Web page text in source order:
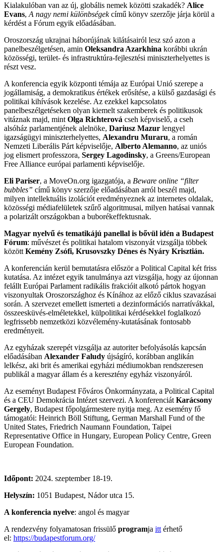
Kialakulóban van az új, globális nemek közötti szakadék? Alice
Evans, A nagy nemi különbségekcímű könyv szerzője járja körül a
kérdést a Fórum egyik előadásában.
Oroszország ukrajnai háborújának kilátásairól lesz szó azon a
panelbeszélgetésen, amin Oleksandra Azarkhina korábbi ukrán
közösségi, terület- és infrastruktúra-fejlesztési miniszterhelyettes is
részt vesz.
A konferencia egyik központi témája az Európai Unió szerepe a
jogállamiság, a demokratikus értékek erősítése, a külső gazdasági és
politikai kihívások kezelése. Az ezekkel kapcsolatos
panelbeszélgetéseken olyan kiemelt szakemberek és politikusok
vitáznak majd, mint Olga Richterová cseh képviselő, a cseh
alsóház parlamentjének alelnöke, Dariusz Mazur lengyel
igazságügyi miniszterhelyettes, Alexandru Muraru, a román
Nemzeti Liberális Párt képviselője, Alberto Alemanno, az uniós
jog elismert professzora, Sergey Lagodinsky, a Greens/European
Free Alliance európai parlamenti képviselője.
Eli Pariser, a MoveOn.org igazgatója, a Beware online “filter
bubbles” című könyv szerzője előadásában arról beszél majd,
milyen intellektuális izolációt eredményeznek az internetes oldalak,
közösségi médiafelületek szűrő algoritmusai, milyen hatásai vannak
a polarizált országokban a buborékeffektusnak.
Magyar nyelvű és tematikájú panellal is bővül idén a Budapest
Fórum: művészet és politikai hatalom viszonyát vizsgálja többek
között Kemény Zsófi, Krusovszky Dénes és Nyáry Krisztián.
A konferencián kerül bemutatásra először a Political Capital két friss
kutatása. Az intézet egyik tanulmánya azt vizsgálja, hogy az újonnan
felállt Európai Parlament radikális frakcióit alkotó pártok hogyan
viszonyultak Oroszországhoz és Kínához az előző ciklus szavazásai
során. A szervezet emellett ismerteti a dezinformációs narratívákkal,
összeesküvés-elméletekkel, külpolitikai kérdésekkel foglalkozó
legfrissebb nemzetközi közvélemény-kutatásának fontosabb
eredményeit.
Az egyházak szerepét vizsgálja az autoriter befolyásolás kapcsán
előadásában Alexander Faludy újságíró, korábban anglikán
lelkész, aki brit és amerikai egyházi médiumokban rendszeresen
publikál a magyar állam és a keresztény egyház viszonyáról.
Az eseményt Budapest Főváros Önkormányzata, a Political Capital
és a CEU Demokrácia Intézet szervezi. A konferenciát Karácsony
Gergely, Budapest főpolgármestere nyitja meg. Az esemény fő
támogatói: Heinrich Böll Stiftung, German Marshall Fund of the
United States, Friedrich Naumann Foundation, Taipei
Representative Office in Hungary, European Policy Centre, Green
European Foundation.
Időpont: 2024. szeptember 18-19.
Helyszín: 1051 Budapest, Nádor utca 15.
A konferencia nyelve: angol és magyar
A rendezvény folyamatosan frissülő programja itt érhető
el: https://budapestforum.org/